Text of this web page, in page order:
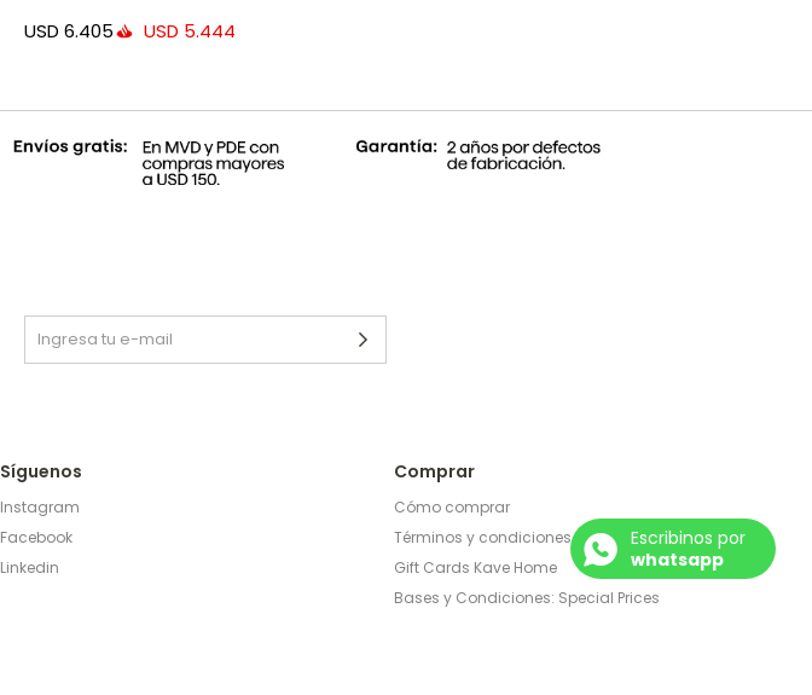
USD 6.405 USD 5.444
Comprar
Cómo comprar
Términos y condiciones
Gift Cards Kave Home
Bases y Condiciones: Special Prices
Síguenos
Instagram
Facebook
Linkedin
Escribinos por
whatsapp